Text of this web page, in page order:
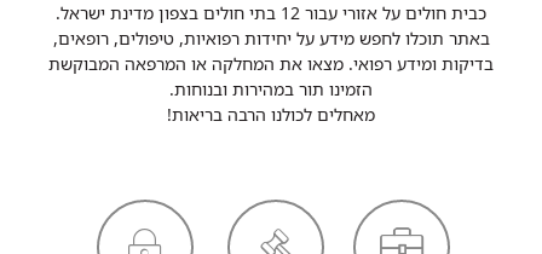
כבית חולים על אזורי עבור 12 בתי חולים בצפון מדינת ישראל.
באתר תוכלו לחפש מידע על יחידות רפואיות, טיפולים, רופאים,
בדיקות ומידע רפואי. מצאו את המחלקה או המרפאה המבוקשת
הזמינו תור במהירות ובנוחות.
מאחלים לכולנו הרבה בריאות!